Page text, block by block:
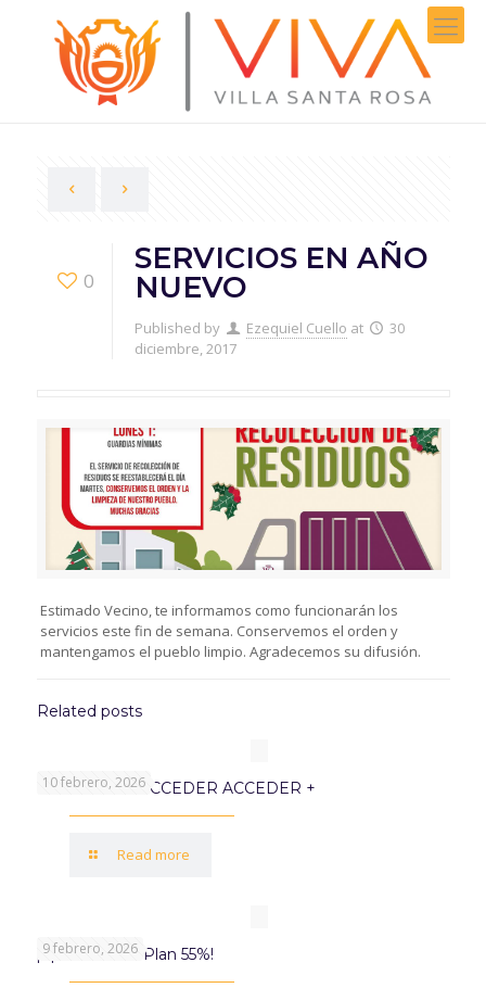
0
SERVICIOS EN AÑO
NUEVO
Published by Ezequiel Cuello at
30
diciembre, 2017
Estimado Vecino, te informamos como funcionarán los
servicios este fin de semana. Conservemos el orden y
mantengamos el pueblo limpio. Agradecemos su difusión.
Related posts
10 febrero, 2026
PROGRAMA ACCEDER ACCEDER +
Read more
9 febrero, 2026
¡Aprovechá el Plan 55%!